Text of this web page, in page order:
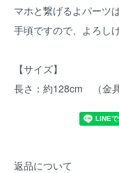
マホと繋げるよパーツ
手頃ですので、よろし
【サイズ】
長さ：約128cm （金
返品について